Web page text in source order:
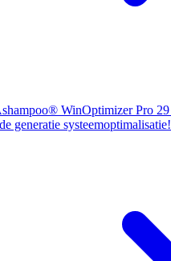
® WinOptimizer Pro 29
generatie systeemoptimalisatie!